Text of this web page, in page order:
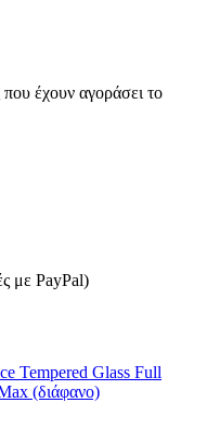
που έχουν αγοράσει το
με PayPal)